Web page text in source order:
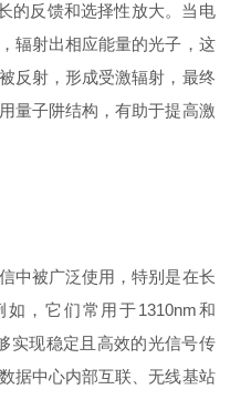
的反馈和选择性放大。当电
辐射出相应能量的光子，这
反射，形成受激辐射，最终
量子阱结构，有助于提高激
被广泛使用，特别是在长
，它们常用于1310nm和
实现稳定且高效的光信号传
据中心内部互联、无线基站